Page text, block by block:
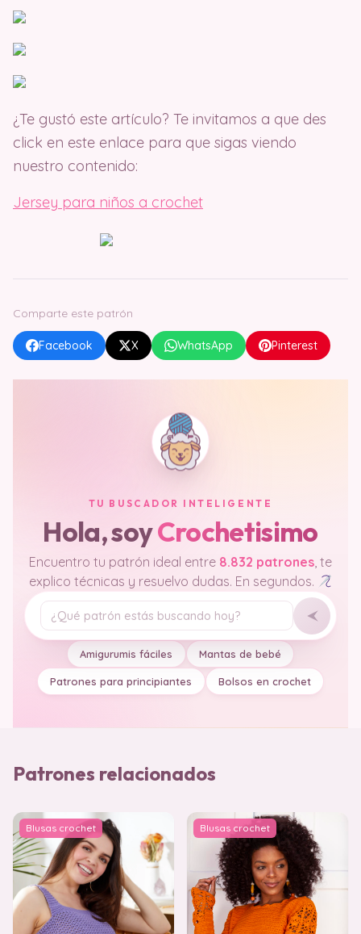
¿Te gustó este artículo? Te invitamos a que des
click en este enlace para que sigas viendo
nuestro contenido:
Jersey para niños a crochet
Comparte este patrón
Facebook X WhatsApp Pinterest
TU BUSCADOR INTELIGENTE
Hola, soyCrochetisimo
Encuentro tu patrón ideal entre 8.832 patrones, te
explico técnicas y resuelvo dudas. En segundos.
Tu pregunta
Amigurumis fáciles Mantas de bebé
Patrones para principiantes Bolsos en crochet
Patrones relacionados
Blusas crochet Blusas crochet